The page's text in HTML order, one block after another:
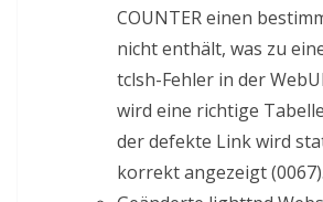
COUNTER einen
nicht enthält, was zu
tclsh-Fehler in der
wird eine richtige
der defekte Link wird
korrekt angezeigt (0067).